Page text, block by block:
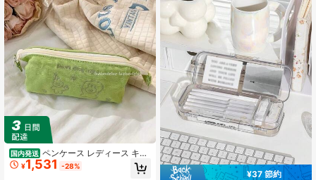
国内発送 ペンケース レディース キャ
ンバス素材 大容量 収納力抜群 シン
プルデザイン 可愛い カートゥーン
¥1,531 -28%
¥37 節約